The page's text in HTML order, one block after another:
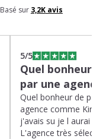
Basé sur 3,2Kavis
5/5
Quel bonheur
par une
Quel bonheur de
agence comme
j'avais su je l aurai
L'agence très